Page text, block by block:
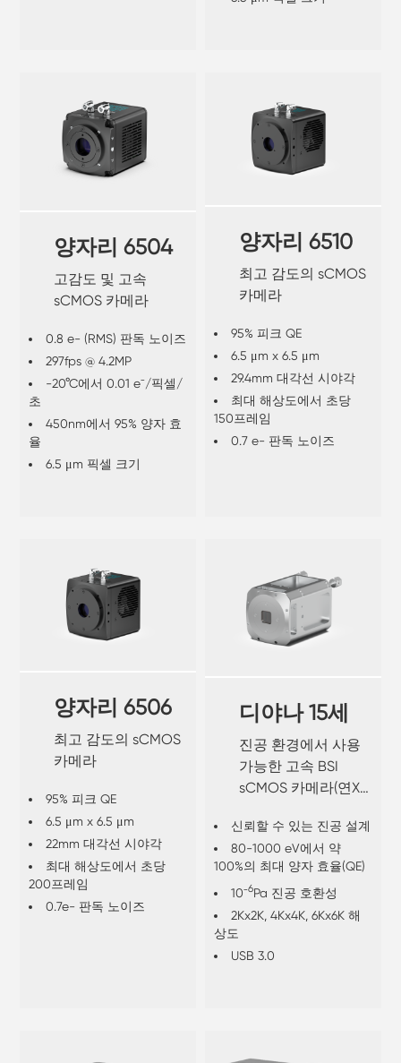
양자리 6504
고감도 및 고속
sCMOS 카메라
0.8 e- (RMS) 판독 노이즈
297fps @ 4.2MP
-20°C에서 0.01 e⁻/픽셀/
초
450nm에서 95% 양자 효
율
6.5 μm 픽셀 크기
양자리 6510
최고 감도의 sCMOS
카메라
95% 피크 QE
6.5 μm x 6.5 μm
29.4mm 대각선 시야각
최대 해상도에서 초당
150프레임
0.7 e- 판독 노이즈
양자리 6506
최고 감도의 sCMOS
카메라
95% 피크 QE
6.5 μm x 6.5 μm
22mm 대각선 시야각
최대 해상도에서 초당
200프레임
0.7e- 판독 노이즈
디야나 15세
진공 환경에서 사용
가능한 고속 BSI
sCMOS 카메라(연X
용)
신뢰할 수 있는 진공 설계
80-1000 eV에서 약
100%의 최대 양자 효율(QE)
10⁻6Pa 진공 호환성
2Kx2K, 4Kx4K, 6Kx6K 해
상도
USB 3.0